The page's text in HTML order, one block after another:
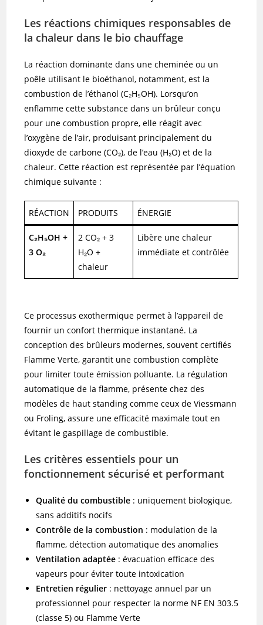
Les réactions chimiques responsables de
la chaleur dans le bio chauffage
La réaction dominante dans une cheminée ou un
poêle utilisant le bioéthanol, notamment, est la
combustion de l’éthanol (C₂H₅OH). Lorsqu’on
enflamme cette substance dans un brûleur conçu
pour une combustion propre, elle réagit avec
l’oxygène de l’air, produisant principalement du
dioxyde de carbone (CO₂), de l’eau (H₂O) et de la
chaleur. Cette réaction est représentée par l’équation
chimique suivante :
RÉACTION PRODUITS ÉNERGIE
C₂H₅OH +
3 O₂
2 CO₂ + 3
H₂O +
chaleur
Libère une chaleur
immédiate et contrôlée
Ce processus exothermique permet à l’appareil de
fournir un confort thermique instantané. La
conception des brûleurs modernes, souvent certifiés
Flamme Verte, garantit une combustion complète
pour limiter toute émission polluante. La régulation
automatique de la flamme, présente chez des
modèles de haut standing comme ceux de Viessmann
ou Froling, assure une efficacité maximale tout en
évitant le gaspillage de combustible.
Les critères essentiels pour un
fonctionnement sécurisé et performant
Qualité du combustible : uniquement biologique,
sans additifs nocifs
Contrôle de la combustion : modulation de la
flamme, détection automatique des anomalies
Ventilation adaptée : évacuation efficace des
vapeurs pour éviter toute intoxication
Entretien régulier : nettoyage annuel par un
professionnel pour respecter la norme NF EN 303.5
(classe 5) ou Flamme Verte